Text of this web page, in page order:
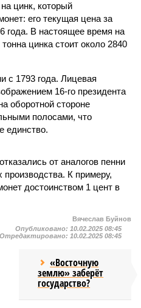
цинк, который
его текущая цена за
года. В настоящее время на
цинка стоит около 2840
с 1793 года. Лицевая
16-го президента
оборотной стороне
полосами, что
единство.
от аналогов пенни
производства. К примеру,
достоинством 1 цент в
Вячеслав Буйнов
Опубликовано: 10.02.2025 08:45
Отредактировано: 10.02.2025 08:45
«Восточную
землю» заберёт
государство?